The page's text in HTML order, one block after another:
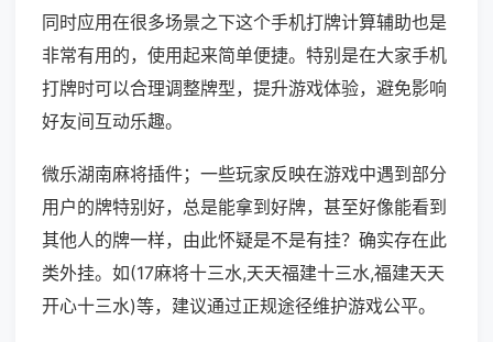
同时应用在很多场景之下这个手机打牌计算辅助也是
非常有用的，使用起来简单便捷。特别是在大家手机
打牌时可以合理调整牌型，提升游戏体验，避免影响
好友间互动乐趣。
微乐湖南麻将插件；一些玩家反映在游戏中遇到部分
用户的牌特别好，总是能拿到好牌，甚至好像能看到
其他人的牌一样，由此怀疑是不是有挂？确实存在此
类外挂。如(17麻将十三水,天天福建十三水,福建天天
开心十三水)等，建议通过正规途径维护游戏公平。